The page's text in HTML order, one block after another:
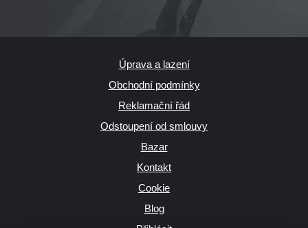
Úprava a lazení
Obchodní podmínky
Reklamační řád
Odstoupení od smlouvy
Bazar
Kontakt
Cookie
Blog